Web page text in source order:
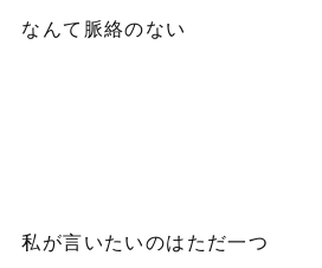
なんて脈絡のない
私が言いたいのはただ一つ